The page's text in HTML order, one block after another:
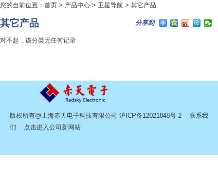
您的当前位置： 首页 > 产品中心 > 卫星导航 > 其它产品
其它产品 分享到
对不起，该分类无任何记录
版权所有@上海赤天电子科技有限公司 沪ICP备12021848号-2
联系我
们
点击进入公司新网站